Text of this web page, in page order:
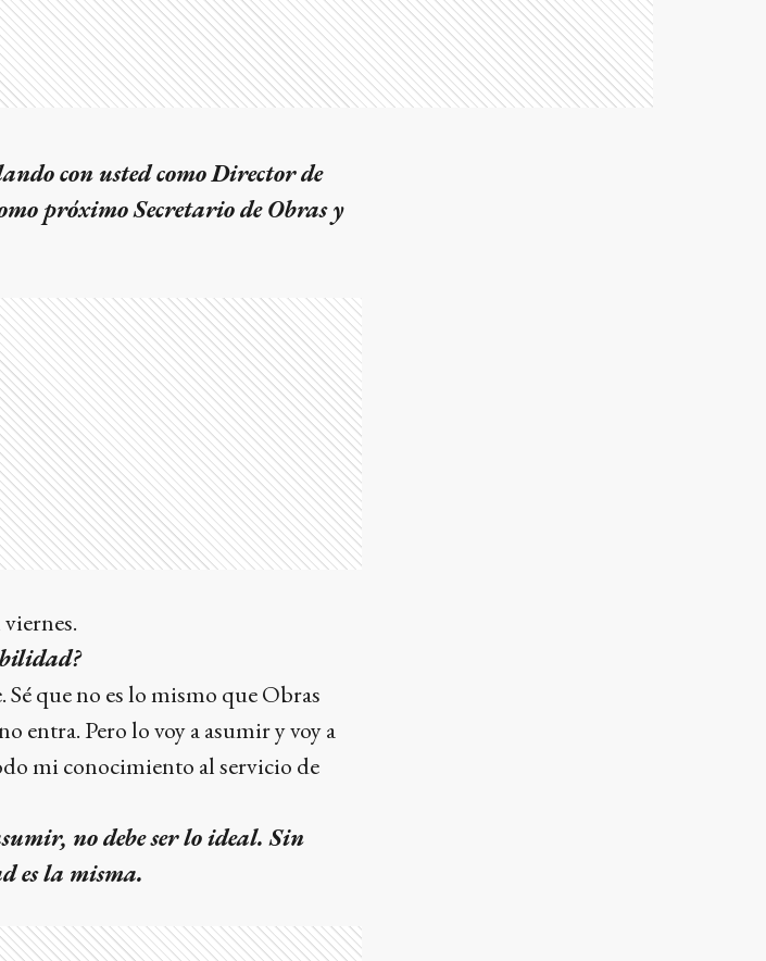
con usted como Director de
próximo Secretario de Obras y
que no es lo mismo que Obras
entra. Pero lo voy a asumir y voy a
mi conocimiento al servicio de
no debe ser lo ideal. Sin
es la misma.